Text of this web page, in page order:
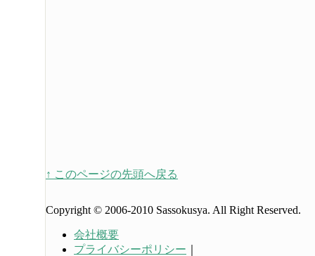
↑ このページの先頭へ戻る
Copyright © 2006-2010 Sassokusya. All Right Reserved.
会社概要
プライバシーポリシー